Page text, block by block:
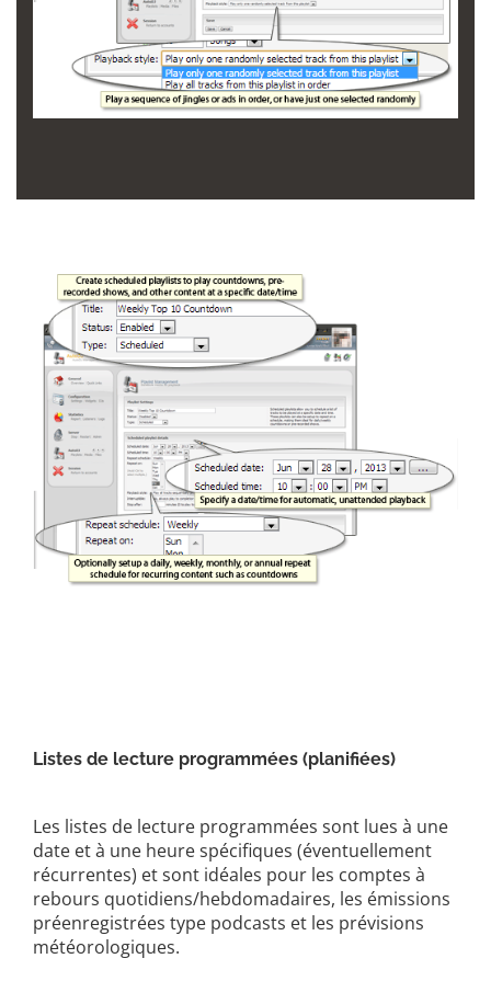
Listes de lecture programmées (planifiées)
Les listes de lecture programmées sont lues à une
date et à une heure spécifiques (éventuellement
récurrentes) et sont idéales pour les comptes à
rebours quotidiens/hebdomadaires, les émissions
préenregistrées type podcasts et les prévisions
météorologiques.